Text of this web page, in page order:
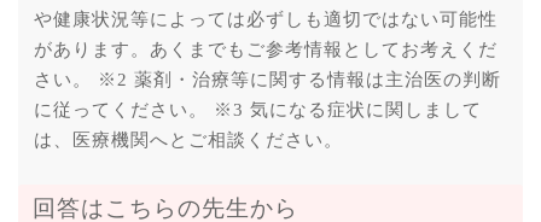
や健康状況等によっては必ずしも適切ではない可能性
があります。あくまでもご参考情報としてお考えくだ
さい。 ※2 薬剤・治療等に関する情報は主治医の判断
に従ってください。 ※3 気になる症状に関しまして
は、医療機関へとご相談ください。
回答はこちらの先生から